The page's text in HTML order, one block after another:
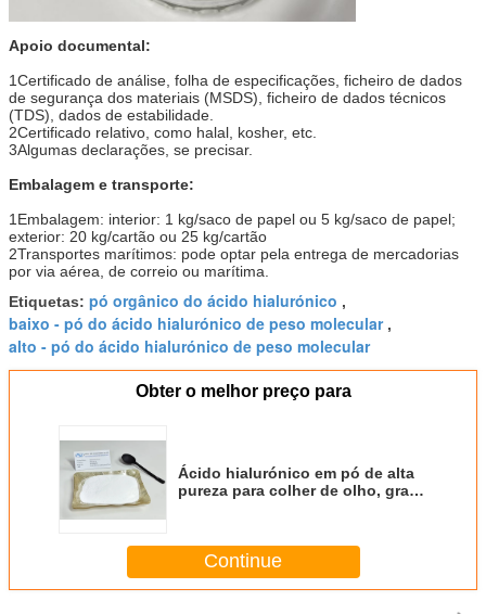
Apoio documental:
1Certificado de análise, folha de especificações, ficheiro de dados
de segurança dos materiais (MSDS), ficheiro de dados técnicos
(TDS), dados de estabilidade.
2Certificado relativo, como halal, kosher, etc.
3Algumas declarações, se precisar.
Embalagem e transporte:
1Embalagem: interior: 1 kg/saco de papel ou 5 kg/saco de papel;
exterior: 20 kg/cartão ou 25 kg/cartão
2Transportes marítimos: pode optar pela entrega de mercadorias
por via aérea, de correio ou marítima.
Etiquetas: pó orgânico do ácido hialurónico ,
baixo - pó do ácido hialurónico de peso molecular,
alto - pó do ácido hialurónico de peso molecular
Obter o melhor preço para
Ácido hialurónico em pó de alta
pureza para colher de olho, grau
Continue